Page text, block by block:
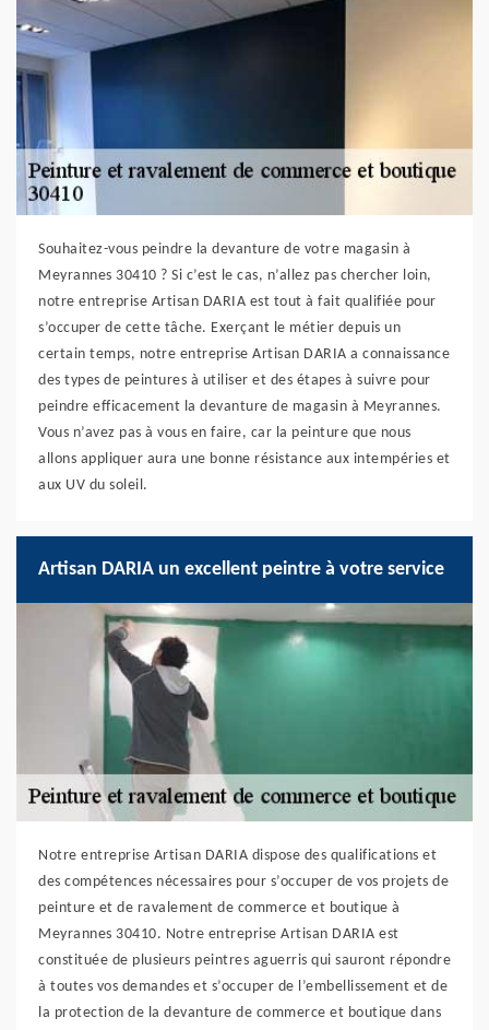
Souhaitez-vous peindre la devanture de votre magasin à
Meyrannes 30410 ? Si c’est le cas, n’allez pas chercher loin,
notre entreprise Artisan DARIA est tout à fait qualifiée pour
s’occuper de cette tâche. Exerçant le métier depuis un
certain temps, notre entreprise Artisan DARIA a connaissance
des types de peintures à utiliser et des étapes à suivre pour
peindre efficacement la devanture de magasin à Meyrannes.
Vous n’avez pas à vous en faire, car la peinture que nous
allons appliquer aura une bonne résistance aux intempéries et
aux UV du soleil.
Artisan DARIA un excellent peintre à votre service
Notre entreprise Artisan DARIA dispose des qualifications et
des compétences nécessaires pour s’occuper de vos projets de
peinture et de ravalement de commerce et boutique à
Meyrannes 30410. Notre entreprise Artisan DARIA est
constituée de plusieurs peintres aguerris qui sauront répondre
à toutes vos demandes et s’occuper de l’embellissement et de
la protection de la devanture de commerce et boutique dans